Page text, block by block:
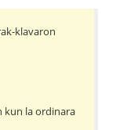
klavaron
kun la ordinara